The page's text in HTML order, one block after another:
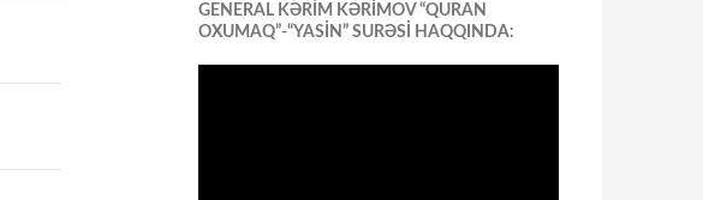
GENERAL KƏRİM KƏRİMOV “QURAN
OXUMAQ”-“YASİN” SURƏSİ HAQQINDA: